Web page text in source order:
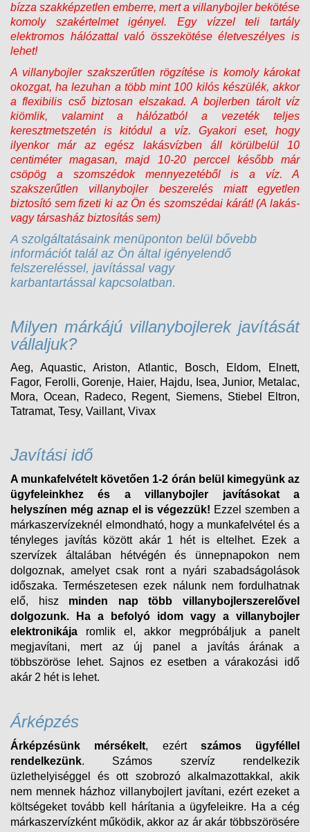
bízza szakképzetlen emberre, mert a villanybojler bekötése
komoly szakértelmet igényel. Egy vízzel teli tartály
elektromos hálózattal való összekötése életveszélyes is
lehet!
A villanybojler szakszerűtlen rögzítése is komoly károkat
okozgat, ha lezuhan a több mint 100 kilós készülék, akkor
a flexibilis cső biztosan elszakad. A bojlerben tárolt víz
kiömlik, valamint a hálózatból a vezeték teljes
keresztmetszetén is kitódul a víz. Gyakori eset, hogy
ilyenkor már az egész lakásvízben áll körülbelül 10
centiméter magasan, majd 10-20 perccel később már
csöpög a szomszédok mennyezetéből is a víz. A
szakszerűtlen villanybojler beszerelés miatt egyetlen
biztosító sem fizeti ki az Ön és szomszédai kárát! (A lakás-
vagy társasház biztosítás sem)
A szolgáltatásaink menüponton belül bővebb
információt talál az Ön által igényelendő
felszereléssel, javítással vagy
karbantartással kapcsolatban.
Milyen márkájú villanybojlerek javítását
vállaljuk?
Aeg, Aquastic, Ariston, Atlantic, Bosch, Eldom, Elnett,
Fagor, Ferolli, Gorenje, Haier, Hajdu, Isea, Junior, Metalac,
Mora, Ocean, Radeco, Regent, Siemens, Stiebel Eltron,
Tatramat, Tesy, Vaillant, Vivax
Javítási idő
A munkafelvételt követően 1-2 órán belül kimegyünk az
ügyfeleinkhez és a villanybojler javításokat a
helyszínen még aznap el is végezzük! Ezzel szemben a
márkaszervízeknél elmondható, hogy a munkafelvétel és a
tényleges javítás között akár 1 hét is eltelhet. Ezek a
szervízek általában hétvégén és ünnepnapokon nem
dolgoznak, amelyet csak ront a nyári szabadságolások
időszaka. Természetesen ezek nálunk nem fordulhatnak
elő, hisz minden nap több villanybojlerszerelővel
dolgozunk.
Ha a befolyó idom vagy a villanybojler
elektronikája romlik el, akkor megpróbáljuk a panelt
megjavítani, mert az új panel a javítás árának a
többszöröse lehet. Sajnos ez esetben a várakozási idő
akár 2 hét is lehet.
Árképzés
Árképzésünk mérsékelt, ezért számos ügyféllel
rendelkezünk. Számos szervíz rendelkezik
üzlethelyiséggel és ott szobrozó alkalmazottakkal, akik
nem mennek házhoz villanybojlert javítani, ezért ezeket a
költségeket tovább kell hárítania a ügyfeleikre. Ha a cég
márkaszervízként működik, akkor az ár akár többszörösére